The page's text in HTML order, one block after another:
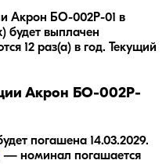
Акрон БО-002P-01 в
будет выплачен
12 раз(а) в год. Текущий
Акрон БО-002P-
погашена 14.03.2029.
— номинал погашается